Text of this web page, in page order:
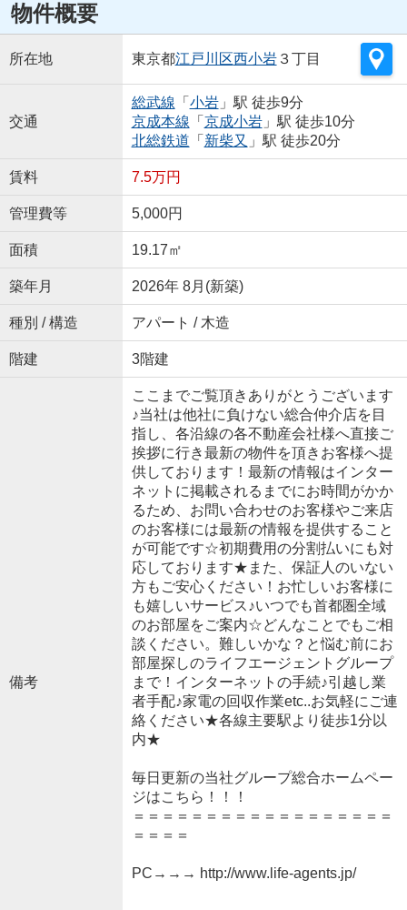
物件概要
所在地 東京都江戸川区西小岩３丁目
交通
総武線 「 小岩」駅 徒歩9分
京成本線 「 京成小岩」駅 徒歩10分
北総鉄道 「 新柴又 」駅 徒歩20分
賃料 7.5万円
管理費等 5,000円
面積 19.17㎡
築年月 2026年 8月(新築)
種別 / 構造 アパート / 木造
階建 3階建
備考
ここまでご覧頂きありがとうございます
♪当社は他社に負けない総合仲介店を目
指し、各沿線の各不動産会社様へ直接ご
挨拶に行き最新の物件を頂きお客様へ提
供しております！最新の情報はインター
ネットに掲載されるまでにお時間がかか
るため、お問い合わせのお客様やご来店
のお客様には最新の情報を提供すること
が可能です☆初期費用の分割払いにも対
応しております★また、保証人のいない
方もご安心ください！お忙しいお客様に
も嬉しいサービス♪いつでも首都圏全域
のお部屋をご案内☆どんなことでもご相
談ください。難しいかな？と悩む前にお
部屋探しのライフエージェントグループ
まで！インターネットの手続♪引越し業
者手配♪家電の回収作業etc..お気軽にご連
絡ください★各線主要駅より徒歩1分以
内★
毎日更新の当社グループ総合ホームペー
ジはこちら！！！
＝＝＝＝＝＝＝＝＝＝＝＝＝＝＝＝＝＝
＝＝＝＝
PC→→→ http://www.life-agents.jp/